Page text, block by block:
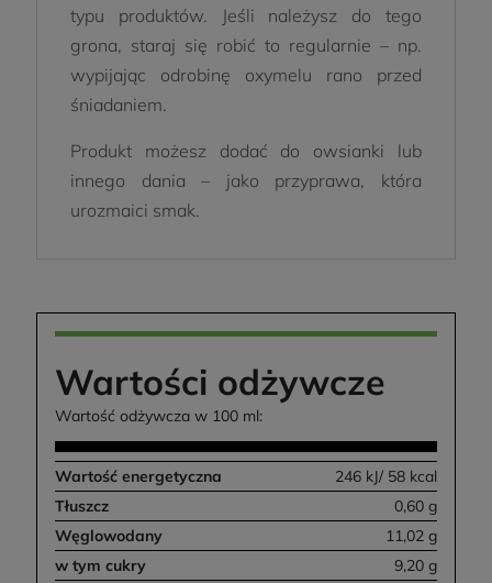
typu produktów. Jeśli należysz do tego
grona, staraj się robić to regularnie – np.
wypijając odrobinę oxymelu rano przed
śniadaniem.
Produkt możesz dodać do owsianki lub
innego dania – jako przyprawa, która
urozmaici smak.
Wartości odżywcze
Wartość odżywcza w 100 ml:
Wartość energetyczna
246 kJ/ 58 kcal
Tłuszcz
0,60 g
Węglowodany
11,02 g
w tym cukry
9,20 g